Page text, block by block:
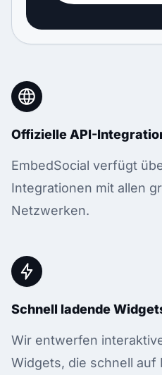
Offizielle API-
EmbedSocial verfügt
Integrationen mit allen
Netzwerken.
Schnell ladende
Wir entwerfen
Widgets, die schnell auf